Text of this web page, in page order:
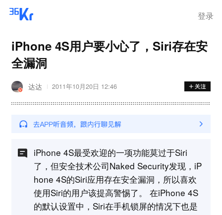
登录
iPhone 4S用户要小心了，Siri存在安
全漏洞
达达 2011年10月20日 12:46
iPhone 4S最受欢迎的一项功能莫过于Siri
了，但安全技术公司Naked Security发现，iP
hone 4S的Siri应用存在安全漏洞，所以喜欢
使用Siri的用户该提高警惕了。 在iPhone 4S
的默认设置中，Siri在手机锁屏的情况下也是